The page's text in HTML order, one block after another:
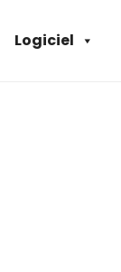
Logiciel